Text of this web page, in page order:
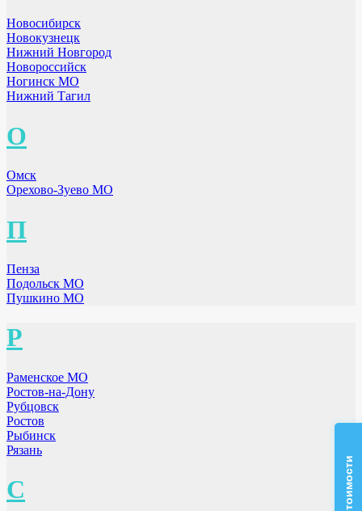
Новосибирск
Новокузнецк
Нижний Новгород
Новороссийск
Ногинск МО
Нижний Тагил
О
Омск
Орехово-Зуево МО
П
Пенза
Подольск МО
Пушкино МО
Р
Раменское МО
Ростов-на-Дону
Рубцовск
Ростов
Рыбинск
Рязань
С